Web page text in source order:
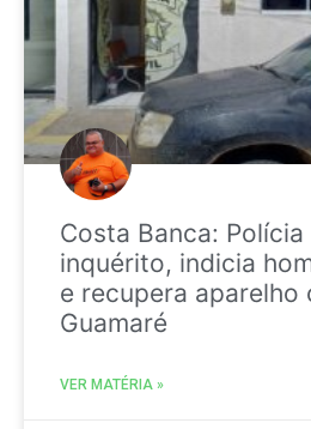
Costa Banca:
inquérito, indicia
e recupera aparelho
Guamaré
VER MATÉRIA »